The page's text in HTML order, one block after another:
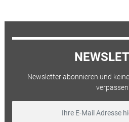
Newsletter abonnieren und
verpassen.